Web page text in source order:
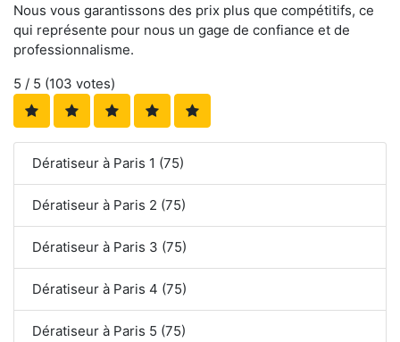
Nous vous garantissons des prix plus que compétitifs, ce
qui représente pour nous un gage de confiance et de
professionnalisme.
5 / 5 (103 votes)
Dératiseur à Paris 1 (75)
Dératiseur à Paris 2 (75)
Dératiseur à Paris 3 (75)
Dératiseur à Paris 4 (75)
Dératiseur à Paris 5 (75)